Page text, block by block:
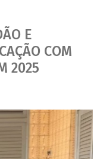
E
COM
2025